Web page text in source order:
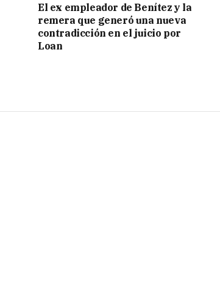
El ex empleador de Benítez y la
remera que generó una nueva
contradicción en el juicio por
Loan